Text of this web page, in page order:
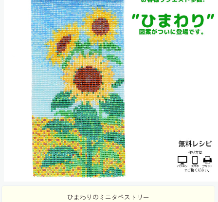
ひまわりのミニタペストリー